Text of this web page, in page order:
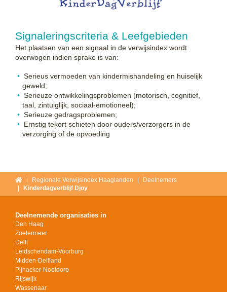
Signaleringscriteria & Leefgebieden
Het plaatsen van een signaal in de verwijsindex wordt
overwogen indien sprake is van:
Serieus vermoeden van kindermishandeling en huiselijk
geweld;
Serieuze ontwikkelingsproblemen (motorisch, cognitief,
taal, zintuiglijk, sociaal‐emotioneel);
Serieuze gedragsproblemen;
Ernstig tekort schieten door ouders/verzorgers in de
verzorging of de opvoeding
HomeRegionale Verwijsindex Haaglanden
Deelnemers
Kinderdagverblijf Djoy
Deelnemende organisaties in
Den Haag
Zoetermeer
Delft
Leidschendam-Voorburg
Midden-Delfland
Pijnacker-Nootdorp
Rijswijk
Wassenaar